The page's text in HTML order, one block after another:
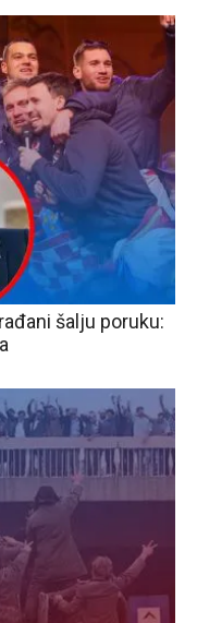
šalju poruku: